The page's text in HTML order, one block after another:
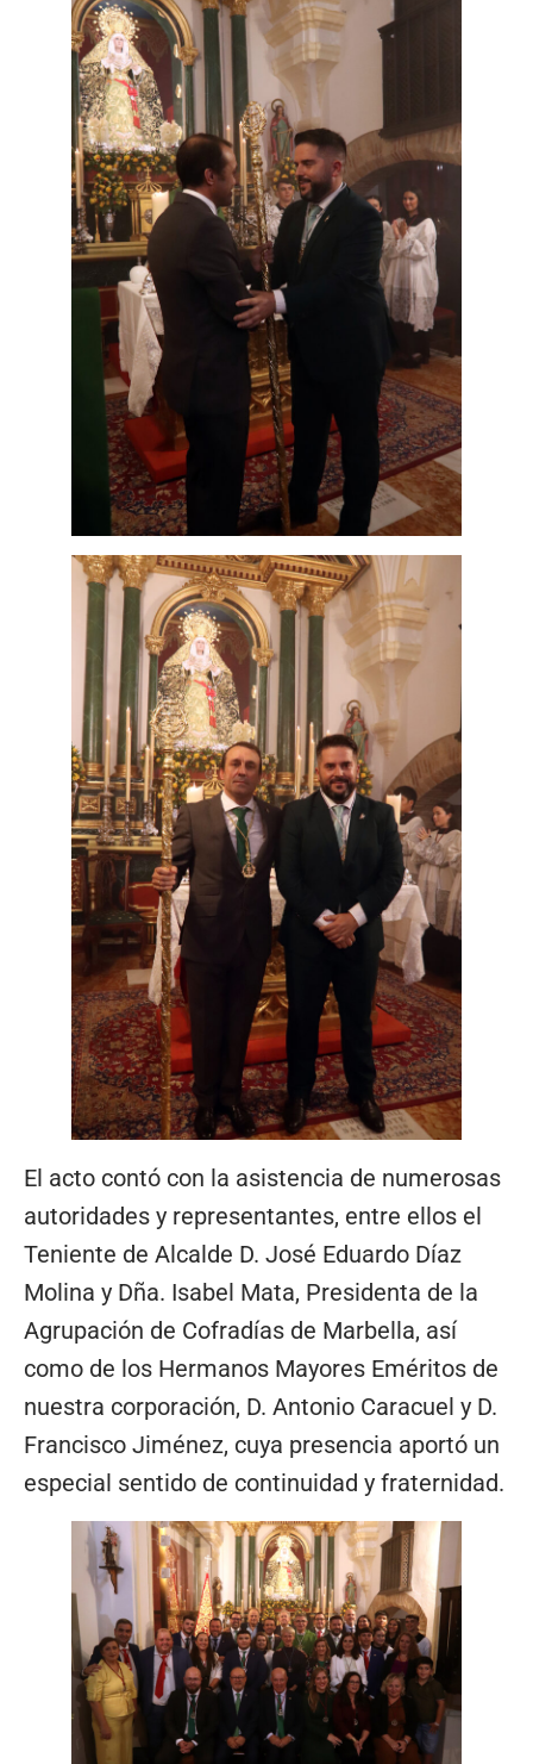
El acto contó con la asistencia de numerosas
autoridades y representantes, entre ellos el
Teniente de Alcalde D. José Eduardo Díaz
Molina y Dña. Isabel Mata, Presidenta de la
Agrupación de Cofradías de Marbella, así
como de los Hermanos Mayores Eméritos de
nuestra corporación, D. Antonio Caracuel y D.
Francisco Jiménez, cuya presencia aportó un
especial sentido de continuidad y fraternidad.